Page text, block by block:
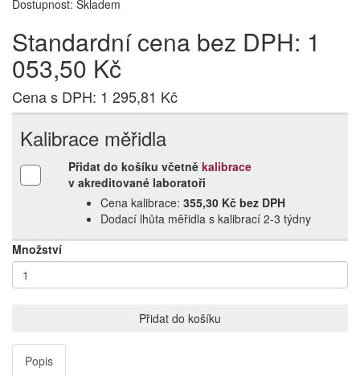
Dostupnost: Skladem
Standardní cena bez DPH: 1
053,50 Kč
Cena s DPH: 1 295,81 Kč
Kalibrace měřidla
Přidat do košíku včetně kalibrace
v akreditované laboratoři
Cena kalibrace: 355,30 Kč bez DPH
Dodací lhůta měřidla s kalibrací 2‑3 týdny
Množství
Přidat do košíku
Popis